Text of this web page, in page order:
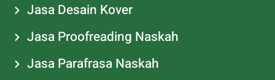
Jasa Desain Kover
Jasa Proofreading Naskah
Jasa Parafrasa Naskah